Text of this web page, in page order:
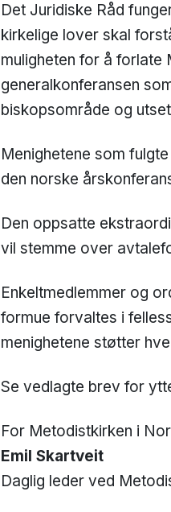
Det Juridiske Råd
kirkelige lover skal
muligheten for å forlate
generalkonferansen
biskopsområde og
Menighetene som
den norske
Den oppsatte
vil stemme over
Enkeltmedlemmer og
formue forvaltes i
menighetene støtter
Se vedlagte brev for
For Metodistkirken i
Emil Skartveit
Daglig leder ved